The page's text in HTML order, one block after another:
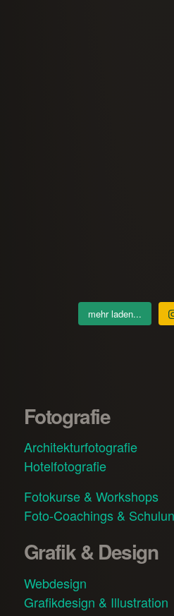
mehr laden...
Fotografie
Architekturfotografie
Hotelfotografie
Fotokurse & Workshops
Foto-Coachings &
Grafik & Design
Webdesign
Grafikdesign & Illustration